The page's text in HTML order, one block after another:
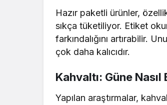
Hazır paketli ürünler,
sıkça tüketiliyor. Etiket
farkındalığını artırabilir.
çok daha kalıcıdır.
Kahvaltı: Güne
Yapılan araştırmalar,